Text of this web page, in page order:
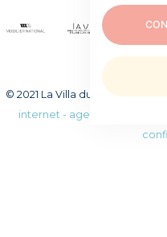
© 2021 La Villa du temps
internet - agence web